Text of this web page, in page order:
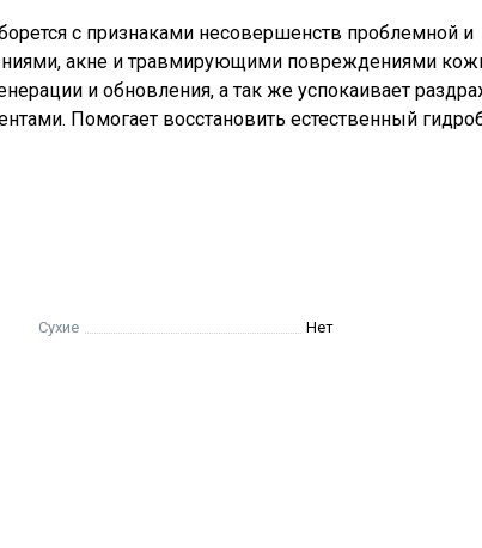
с признаками несовершенств проблемной и
акне и травмирующими повреждениями
и обновления, а так же успокаивает
Помогает восстановить естественный
Сухие Нет